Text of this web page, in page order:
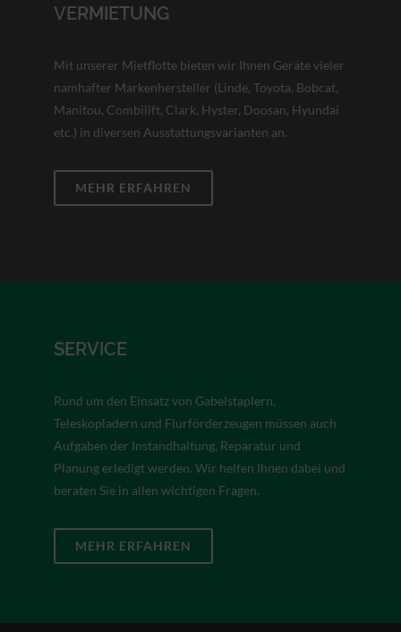
VERMIETUNG
Mit unserer Mietflotte bieten wir Ihnen Geräte vieler
namhafter Markenhersteller (Linde, Toyota, Bobcat,
Manitou, Combilift, Clark, Hyster, Doosan, Hyundai
etc.) in diversen Ausstattungsvarianten an.
MEHR ERFAHREN
SERVICE
Rund um den Einsatz von Gabelstaplern,
Teleskopladern und Flurförderzeugen müssen auch
Aufgaben der Instandhaltung, Reparatur und
Planung erledigt werden. Wir helfen Ihnen dabei und
beraten Sie in allen wichtigen Fragen.
MEHR ERFAHREN